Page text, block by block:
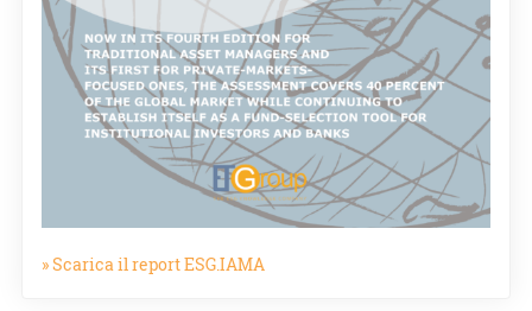
» Scarica il report ESG.IAMA